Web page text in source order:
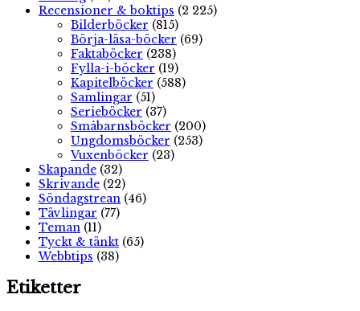
Recensioner & boktips (2 225)
Bilderböcker (815)
Börja-läsa-böcker (69)
Faktaböcker (238)
Fylla-i-böcker (19)
Kapitelböcker (588)
Samlingar (51)
Serieböcker (37)
Småbarnsböcker (200)
Ungdomsböcker (253)
Vuxenböcker (23)
Skapande (32)
Skrivande (22)
Söndagstrean (46)
Tävlingar (77)
Teman (11)
Tyckt & tänkt (65)
Webbtips (38)
Etiketter